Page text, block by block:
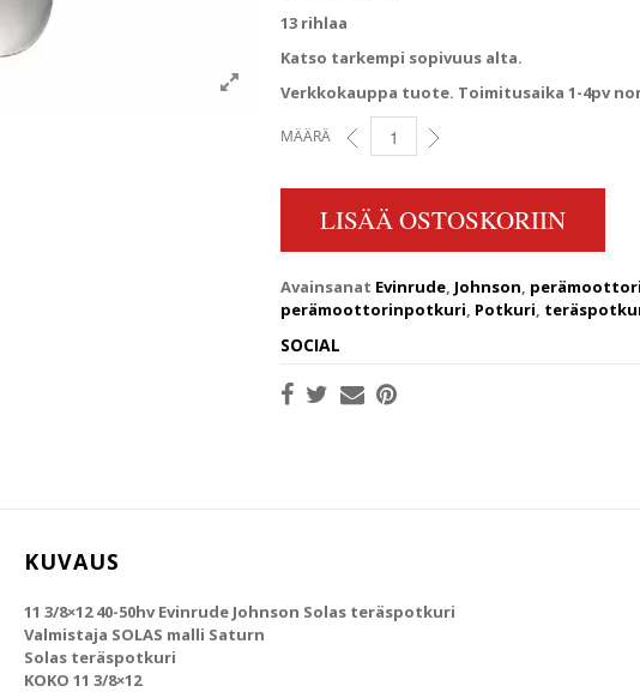
13 rihlaa
Katso tarkempi sopivuus alta.
Verkkokauppa tuote. Toimitusaika 1-4pv
MÄÄRÄ 11 3/8X12 40-50HV EVINRUDE JOHNSON
LISÄÄ OSTOSKORIIN
Avainsanat Evinrude, Johnson, perämoottori
perämoottorinpotkuri, Potkuri,
SOCIAL
KUVAUS
11 3/8×12 40-50hv Evinrude Johnson Solas teräspotkuri
Valmistaja SOLAS malli Saturn
Solas teräspotkuri
KOKO 11 3/8×12